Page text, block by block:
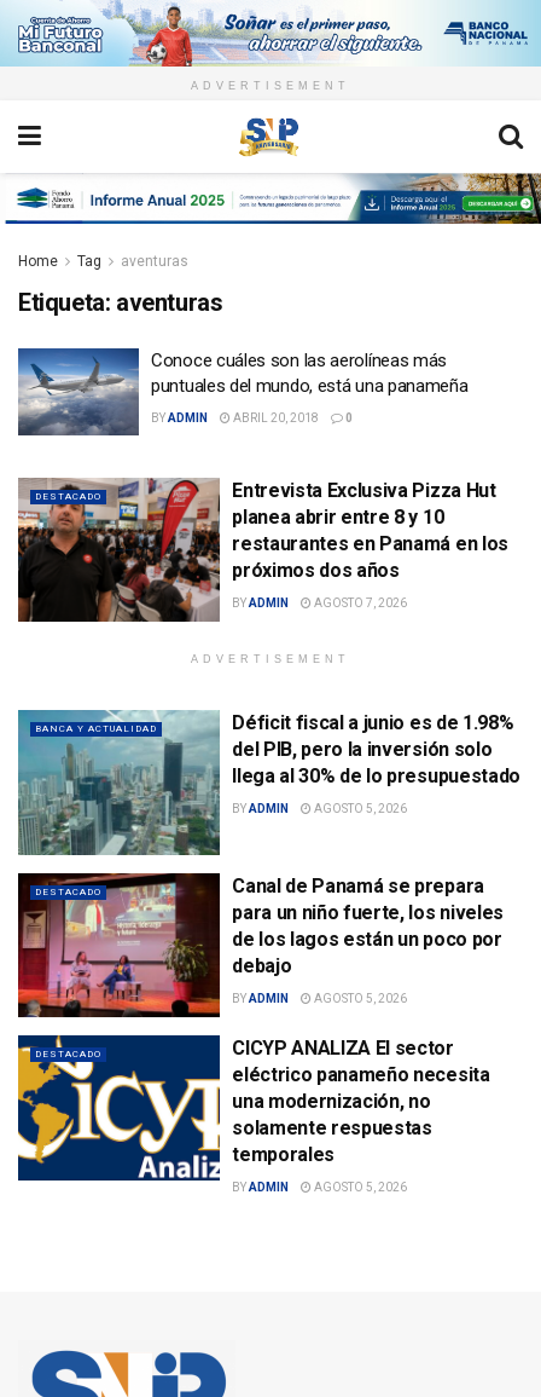
ADVERTISEMENT
Home Tag aventuras
Etiqueta: aventuras
Conoce cuáles son las aerolíneas más
puntuales del mundo, está una panameña
BYADMIN ABRIL 20, 2018 0
DESTACADO
Entrevista Exclusiva Pizza Hut
planea abrir entre 8 y 10
restaurantes en Panamá en los
próximos dos años
BYADMIN AGOSTO 7, 2026
ADVERTISEMENT
BANCA Y ACTUALIDAD
Déficit fiscal a junio es de 1.98%
del PIB, pero la inversión solo
llega al 30% de lo presupuestado
BYADMIN AGOSTO 5, 2026
DESTACADO
Canal de Panamá se prepara
para un niño fuerte, los niveles
de los lagos están un poco por
debajo
BYADMIN AGOSTO 5, 2026
DESTACADO
CICYP ANALIZA El sector
eléctrico panameño necesita
una modernización, no
solamente respuestas
temporales
BYADMIN AGOSTO 5, 2026